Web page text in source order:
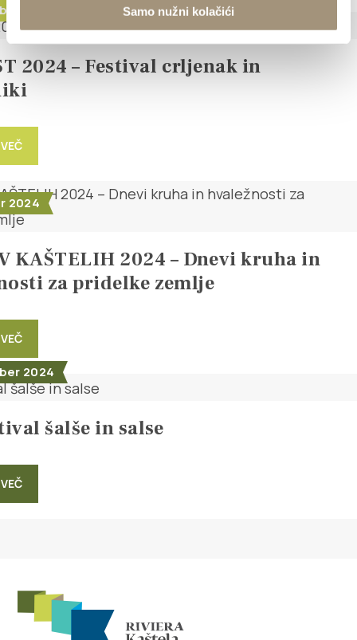
Samo nužni kolačići
2024 - 15. november 2024
2024 – Festival crljenak in
2024
V KAŠTELIH 2024 – Dnevi kruha in
za pridelke zemlje
2024
šalše in salse